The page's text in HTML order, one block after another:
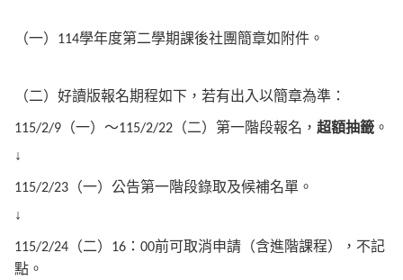
（一） 114學年度第二學期課後社團簡章如附件。
（二）好讀版報名期程如下，若有出入以簡章為準：
115/2/9 （一）～115/2/22 （二）第一階段報名， 超額抽籤 。
↓
115/2/23 （一）公告第一階段錄取及候補名單。
↓
115/2/24 （二） 16 ： 00前可取消申請（含進階課程），不記
點。